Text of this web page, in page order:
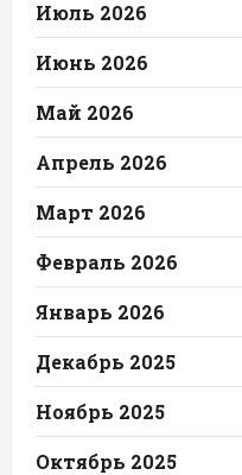
Июль 2026
Июнь 2026
Май 2026
Апрель 2026
Март 2026
Февраль 2026
Январь 2026
Декабрь 2025
Ноябрь 2025
Октябрь 2025